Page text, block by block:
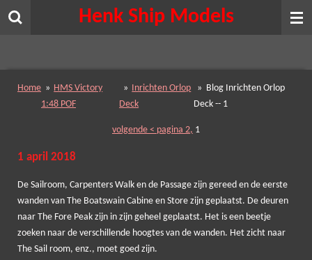
Ga
Henk Ship Models
Home » HMS Victory
1:48 POF
» Inrichten Orlop
Deck
» Blog Inrichten Orlop
Deck -- 1
volgende < pagina 2, 1
1 april 2018
De Sailroom, Carpenters Walk en de Passage zijn gereed en de eerste
wanden van The Boatswain Cabine en Store zijn geplaatst. De deuren
naar The Fore Peak zijn in zijn geheel geplaatst. Het is een beetje
zoeken naar de verschillende hoogtes van de wanden. Het zicht naar
The Sail room, enz., moet goed zijn.